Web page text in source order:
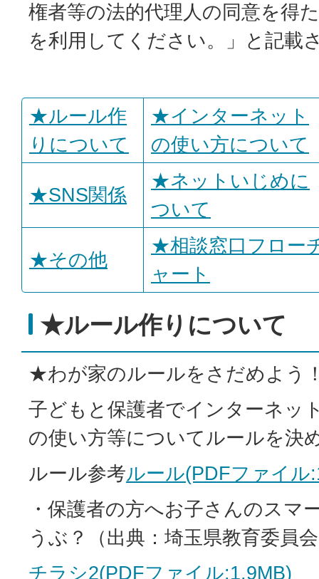
権者等の法的代理人の同意を得
を利用してください。」と記載
★ルール作
りについて
★インターネット
の使い方について
★SNS関係
★ネットいじめに
ついて
★その他
★相談窓口フロー
ャート
★ルール作りについて
★わが家のルールをさだめよう
子どもと保護者でインターネッ
の使い方等についてルールを決
ルール参考ルール(PDFファイル
・保護者の方へお子さんのスマ
うぶ？（出典：埼玉県教育委員
チラシ2(PDFファイル:1.9MB)